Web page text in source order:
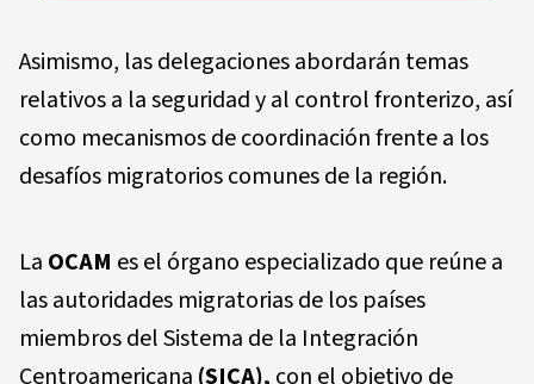
Asimismo, las delegaciones abordarán temas
relativos a la seguridad y al control fronterizo, así
como mecanismos de coordinación frente a los
desafíos migratorios comunes de la región.
La OCAM es el órgano especializado que reúne a
las autoridades migratorias de los países
miembros del Sistema de la Integración
Centroamericana (SICA), con el objetivo de